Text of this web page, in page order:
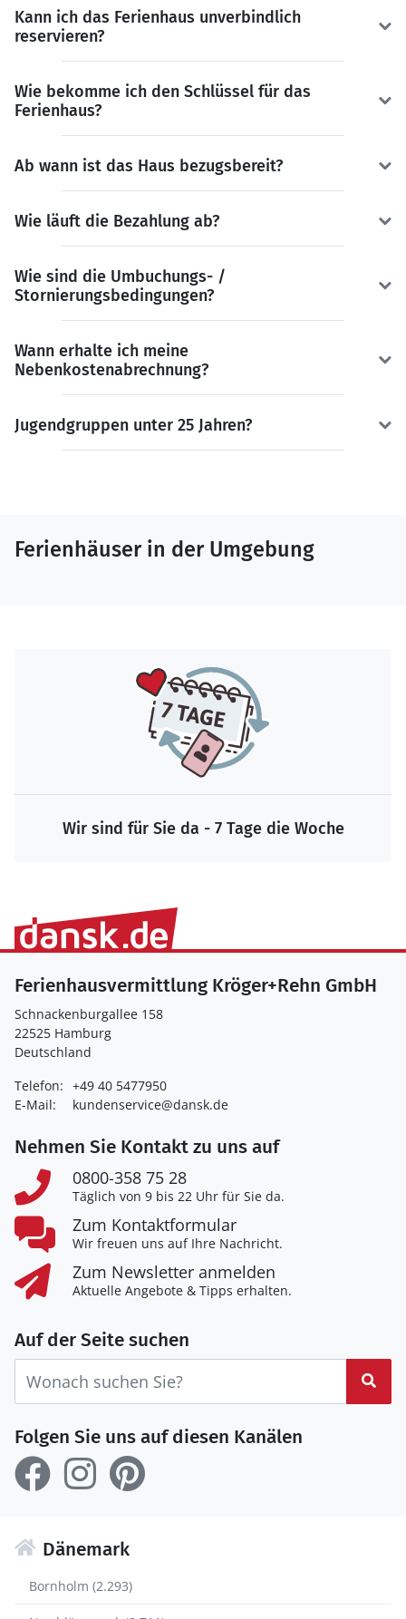
Kann ich das Ferienhaus unverbindlich
reservieren?
Wie bekomme ich den Schlüssel für das
Ferienhaus?
Ab wann ist das Haus bezugsbereit?
Wie läuft die Bezahlung ab?
Wie sind die Umbuchungs- /
Stornierungsbedingungen?
Wann erhalte ich meine
Nebenkostenabrechnung?
Jugendgruppen unter 25 Jahren?
Ferienhäuser in der Umgebung
Wir sind für Sie da - 7 Tage die Woche
Ferienhausvermittlung Kröger+Rehn GmbH
Schnackenburgallee 158
22525 Hamburg
Deutschland
Telefon: +49 40 5477950
E-Mail:
kundenservice@dansk.de
Nehmen Sie Kontakt zu uns auf
0800-358 75 28
Täglich von 9 bis 22 Uhr für Sie da.
Zum Kontaktformular
Wir freuen uns auf Ihre Nachricht.
Zum Newsletter anmelden
Aktuelle Angebote & Tipps erhalten.
Auf der Seite suchen
Folgen Sie uns auf diesen Kanälen
Dänemark
Bornholm (2.293)